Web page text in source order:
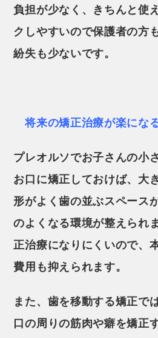
負担が少なく、きちんと使
クしやすいので保護者の方
紛失も少ないです。
将来の矯正治療が楽にな
プレオルソでお子さんの小
お口に矯正しておけば、大
形がよく歯の並ぶスペース
のよくなる環境が整えられ
正治療になりにくいので、
費用も抑えられます。
また、歯を移動する矯正で
口の周りの筋肉や癖を矯正